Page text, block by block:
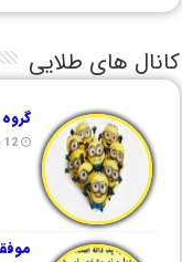
کانال های طلایی
12 بهمن 1400